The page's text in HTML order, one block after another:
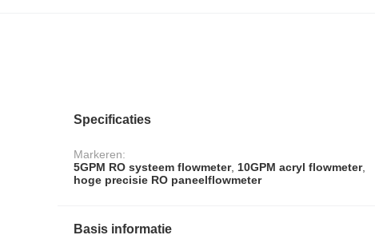
Specificaties
Markeren:
5GPM RO systeem flowmeter, 10GPM acryl flowmeter,
hoge precisie RO paneelflowmeter
Basis informatie